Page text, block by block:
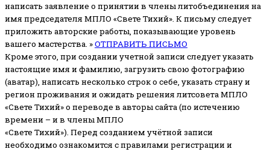
написать заявление о принятии в члены литобъединения на
имя председателя МПЛО «Свете Тихий». К письму следует
приложить авторские работы, показывающие уровень
вашего мастерства. »ОТПРАВИТЬ ПИСЬМО
Кроме этого, при создании учетной записи следует указать
настоящие имя и фамилию, загрузить свою фотографию
(аватар), написать несколько строк о себе, указать страну и
регион проживания и ожидать решения литсовета МПЛО
«Свете Тихий» о переводе в авторы сайта (по истечению
времени – и в члены МПЛО
«Свете Тихий»). Перед созданием учётной записи
необходимо ознакомится с правилами регистрации и